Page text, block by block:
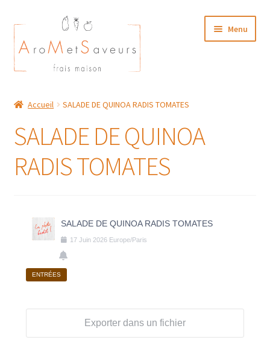
Aller
à
la
navigation
Aller
au
contenu
Menu
Accueil SALADE DE QUINOA RADIS TOMATES
SALADE DE QUINOA
RADIS TOMATES
SALADE DE QUINOA RADIS TOMATES
17 Juin 2026 Europe/Paris
ENTRÉES
Exporter dans un fichier